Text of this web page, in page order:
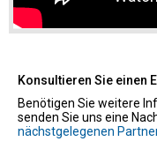
Konsultieren Sie einen
Benötigen Sie weitere
senden Sie uns eine
nächstgelegenen